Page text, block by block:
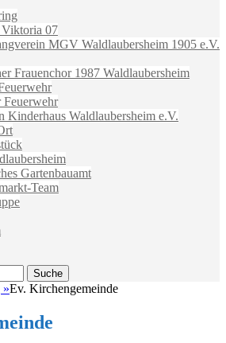
Viktoria 07
MGV Waldlaubersheim 1905 e.V.
Frauenchor 1987 Waldlaubersheim
Feuerwehr
Kinderhaus Waldlaubersheim e.V.
Gartenbauamt
Team
»Ev. Kirchengemeinde